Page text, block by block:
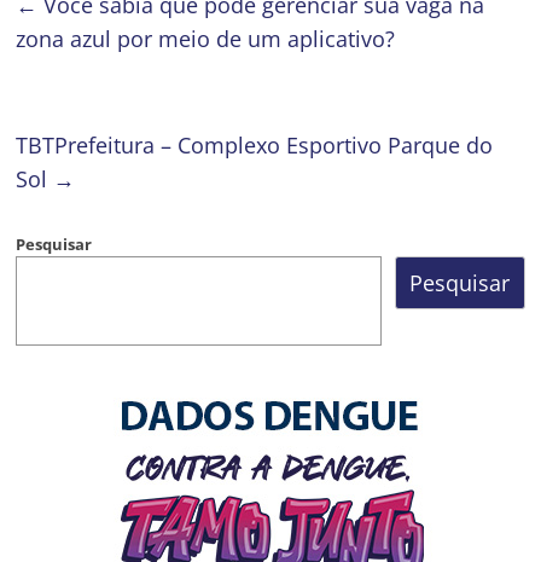
zona azul por meio de um aplicativo?
TBTPrefeitura – Complexo Esportivo Parque do
Sol →
Pesquisar
Pesquisar